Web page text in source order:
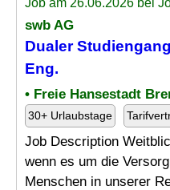
Job am 26.06.2026 bei
swb AG
Dualer Studiengang
Eng.
• Freie Hansestadt
30+ Urlaubstage
Job Description
wenn es um die
Menschen in unserer